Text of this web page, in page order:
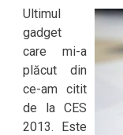
Ultimul
gadget
care mi-a
plăcut din
ce-am citit
de la CES
2013. Este